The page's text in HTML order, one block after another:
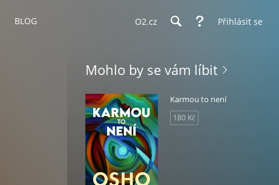
BLOG O2.cz Přihlásit se
Mohlo by se vám líbit
Karmou to není
180 Kč